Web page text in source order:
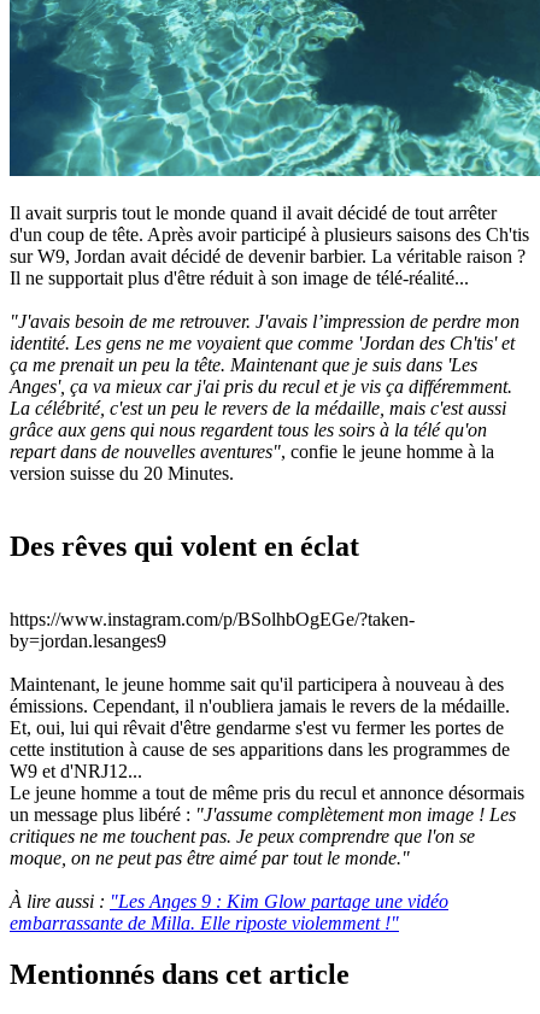
Il avait surpris tout le monde quand il avait décidé de tout arrêter
d'un coup de tête. Après avoir participé à plusieurs saisons des Ch'tis
sur W9, Jordan avait décidé de devenir barbier. La véritable raison ?
Il ne supportait plus d'être réduit à son image de télé-réalité...
"J'avais besoin de me retrouver. J'avais l’impression de perdre mon
identité. Les gens ne me voyaient que comme 'Jordan des Ch'tis' et
ça me prenait un peu la tête. Maintenant que je suis dans 'Les
Anges', ça va mieux car j'ai pris du recul et je vis ça différemment.
La célébrité, c'est un peu le revers de la médaille, mais c'est aussi
grâce aux gens qui nous regardent tous les soirs à la télé qu'on
repart dans de nouvelles aventures", confie le jeune homme à la
version suisse du 20 Minutes.
Des rêves qui volent en éclat
https://www.instagram.com/p/BSolhbOgEGe/?taken-
by=jordan.lesanges9
Maintenant, le jeune homme sait qu'il participera à nouveau à des
émissions. Cependant, il n'oubliera jamais le revers de la médaille.
Et, oui, lui qui rêvait d'être gendarme s'est vu fermer les portes de
cette institution à cause de ses apparitions dans les programmes de
W9 et d'NRJ12...
Le jeune homme a tout de même pris du recul et annonce désormais
un message plus libéré : "J'assume complètement mon image ! Les
critiques ne me touchent pas. Je peux comprendre que l'on se
moque, on ne peut pas être aimé par tout le monde."
À lire aussi : "Les Anges 9 : Kim Glow partage une vidéo
embarrassante de Milla. Elle riposte violemment !"
Mentionnés dans cet article